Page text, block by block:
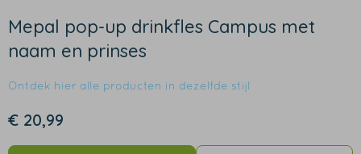
Mepal pop-up drinkfles Campus met
naam en prinses
Ontdek hier alle producten in dezelfde stijl
€ 20,99